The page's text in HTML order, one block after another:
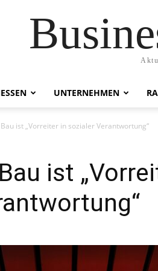
UNTERNEHMEN
ist „Vorreiter in sozialer Verantwortung“
ist